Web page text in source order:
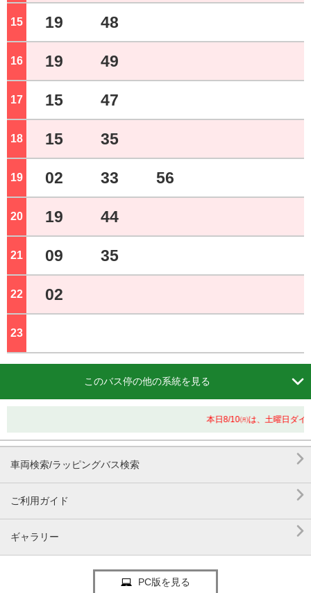
15 19 48
16 19 49
17 15 47
18 15 35
19 02 33 56
20 19 44
21 09 35
22 02
23
このバス停の他の系統を見る 
本日8/10㈪は、土曜日ダイ
車両検索/ラッピングバス検索 
ご利用ガイド 
ギャラリー 
PC版を見る